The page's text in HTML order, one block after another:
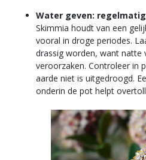
Water geven:
Skimmia houdt van een
vooral in droge periodes.
drassig worden, want
veroorzaken. Controleer in
aarde niet is uitgedroogd.
onderin de pot helpt